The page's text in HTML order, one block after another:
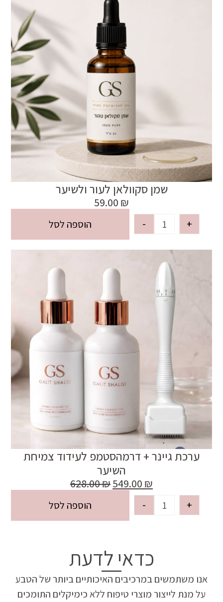
שמן סקוולאן לעור ולשיער
59.00 ₪
- + הוספה לסל
ערכת גיינר + דרמהסטמפ לעידוד צמיחת
השיער
628.00₪549.00 ₪
- + הוספה לסל
כדאי לדעת
אנו משתמשים במרכיבים האיכותיים ביותר של הטבע
על מנת לייצור מוצרי טיפוח ללא כימיקלים התומכים